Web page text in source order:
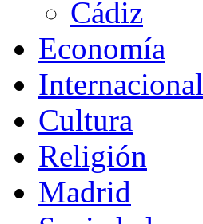
Cádiz
Economía
Internacional
Cultura
Religión
Madrid